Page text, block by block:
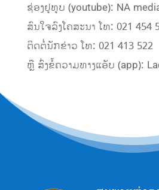
ຊ່ອງຢູທູບ (youtube): NA
ສົນໃຈລົງໂຄສະນາ ໂທ: 021 454
ຕິດຕໍ່ນັກຂ່າວ ໂທ: 021 413 522
ຫຼື ສົ່ງຂໍ້ຄວາມທາງແອັບ (app):